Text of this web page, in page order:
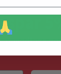
modtage